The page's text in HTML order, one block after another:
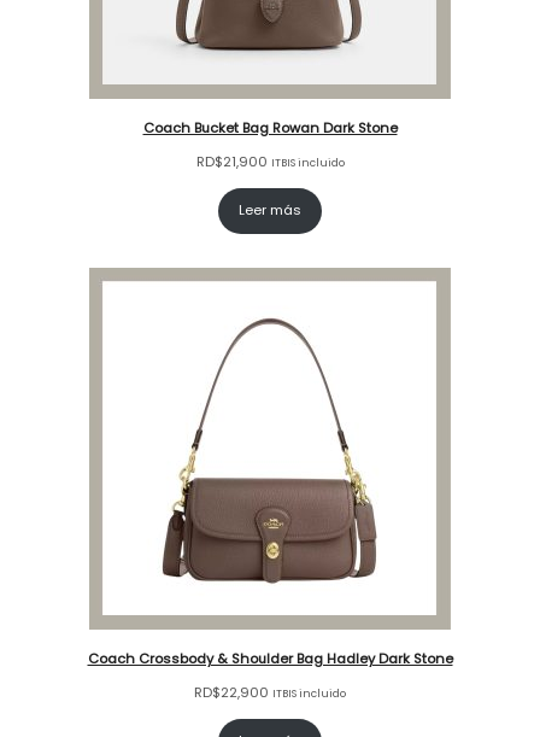
Coach Bucket Bag Rowan Dark Stone
RD$21,900 ITBIS incluido
Leer más
Coach Crossbody & Shoulder Bag Hadley Dark Stone
RD$22,900 ITBIS incluido